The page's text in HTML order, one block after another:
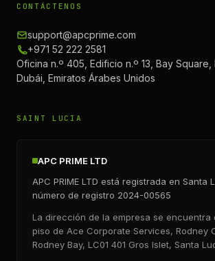
CONTÁCTENOS
support@apcprime.com
+971 52 222 2581
Oficina n.º 405, Edificio n.º 13, Bay Square,
Dubái, Emiratos Árabes Unidos
SAINT LUCIA
APC PRIME LTD
APC PRIME LTD está registrada en Santa
número de registro 2024-00565
La dirección de la empresa se encuentra
piso de Ace Corporate Services, Rodney
Rodney Bay, LC01 401 Gros Islet, Santa